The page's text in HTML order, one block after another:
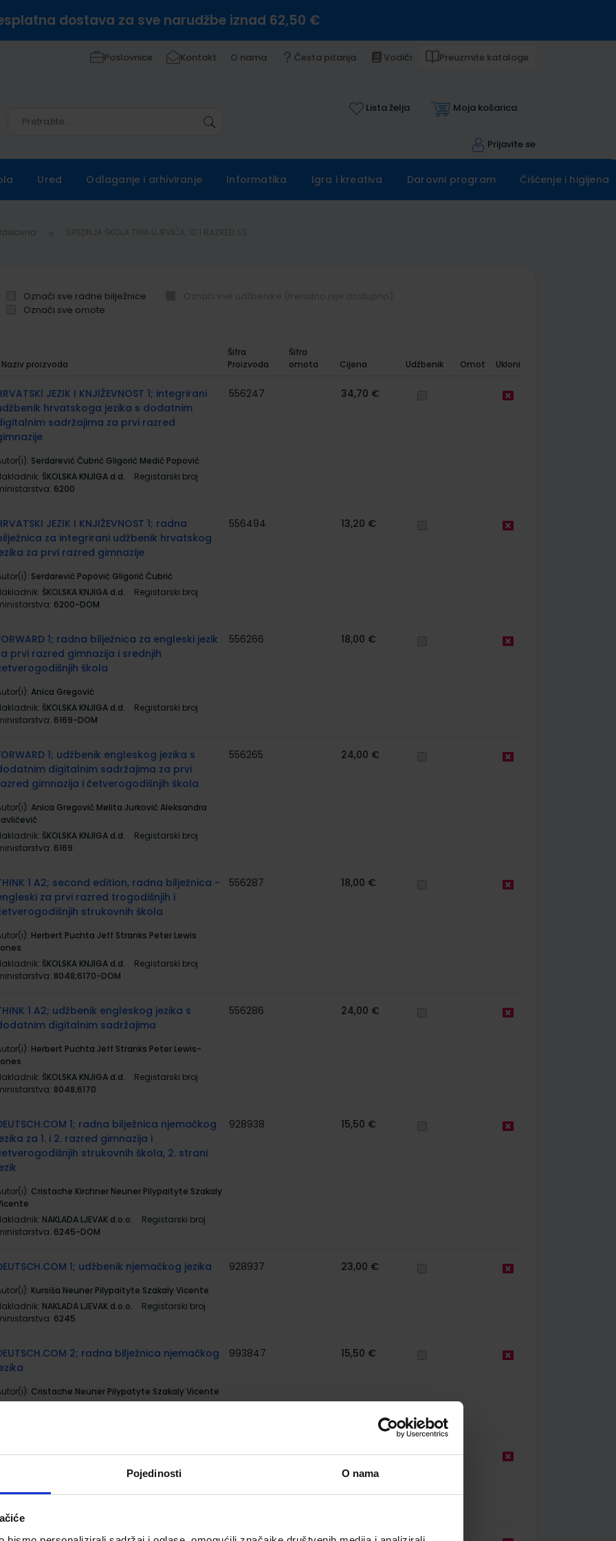
Pojedinosti O nama
dostava za sve narudžbe iznad 62,50 €
Poslovnice Kontakt O nama Česta pitanja Vodiči Preuzmite kataloge
Lista želja Moja košarica
Prijavite se
Ured Odlaganje i arhiviranje Informatika Igra i kreativa Darovni program Čišćenje i higijena
Označi sve radne bilježnice
Označi sve omote
Naziv proizvoda
Šifra
Proizvoda
Šifra
omota
Cijena Udžbenik Omot Ukloni
JEZIK I KNJIŽEVNOST 1; integrirani
hrvatskoga jezika s dodatnim
sadržajima za prvi razred
Serdarević Čubrić Gligorić Medić Popović
ŠKOLSKA KNJIGA d.d.
Registarski broj
6200
556247 34,70 €
JEZIK I KNJIŽEVNOST 1; radna
za integrirani udžbenik hrvatskog
za prvi razred gimnazije
Serdarević Popović Gligorić Čubrić
ŠKOLSKA KNJIGA d.d.
Registarski broj
6200-DOM
556494 13,20 €
1; radna bilježnica za engleski jezik
prvi razred gimnazija i srednjih
škola
Anica Gregović
ŠKOLSKA KNJIGA d.d.
Registarski broj
6169-DOM
556266 18,00 €
1; udžbenik engleskog jezika s
digitalnim sadržajima za prvi
gimnazija i četverogodišnjih škola
Anica Gregović Melita Jurković Aleksandra
ŠKOLSKA KNJIGA d.d.
Registarski broj
6169
556265 24,00 €
1 A2; second edition, radna bilježnica -
za prvi razred trogodišnjih i
strukovnih škola
Herbert Puchta Jeff Stranks Peter Lewis
ŠKOLSKA KNJIGA d.d.
Registarski broj
8048;6170-DOM
556287 18,00 €
1 A2; udžbenik engleskog jezika s
digitalnim sadržajima
Herbert Puchta Jeff Stranks Peter Lewis-
ŠKOLSKA KNJIGA d.d.
Registarski broj
8048;6170
556286 24,00 €
1; radna bilježnica njemačkog
za 1. i 2. razred gimnazija i
strukovnih škola, 2. strani
Cristache Kirchner Neuner Pilypaityte Szakaly
NAKLADA LJEVAK d.o.o.
Registarski broj
6245-DOM
928938 15,50 €
1; udžbenik njemačkog jezika
Kursiša Neuner Pilypaityte Szakaly Vicente
NAKLADA LJEVAK d.o.o.
Registarski broj
6245
928937 23,00 €
2; radna bilježnica njemačkog
Cristache Neuner Pilypatyte Szakaly Vicente
993847 15,50 €
2; udžbenik njemačkog jezika
Cristache Neuner Pilypatyte Szakaly Vicente
NAKLADA LJEVAK d.o.o.
Registarski broj
993846 23,00 €